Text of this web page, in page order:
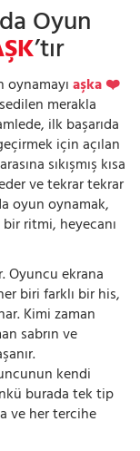
Oyun
’tır
aşka ❤️
merakla
ilk başarıda
için açılan
sıkışmış kısa
ve tekrar tekrar
oyun oynamak,
ritmi, heyecanı
Oyuncu ekrana
biri farklı bir his,
Kimi zaman
sabrın ve
kendi
burada tek tip
ve her tercihe